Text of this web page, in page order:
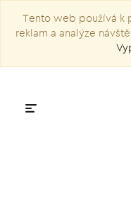
Tento web používá k
reklam a analýze